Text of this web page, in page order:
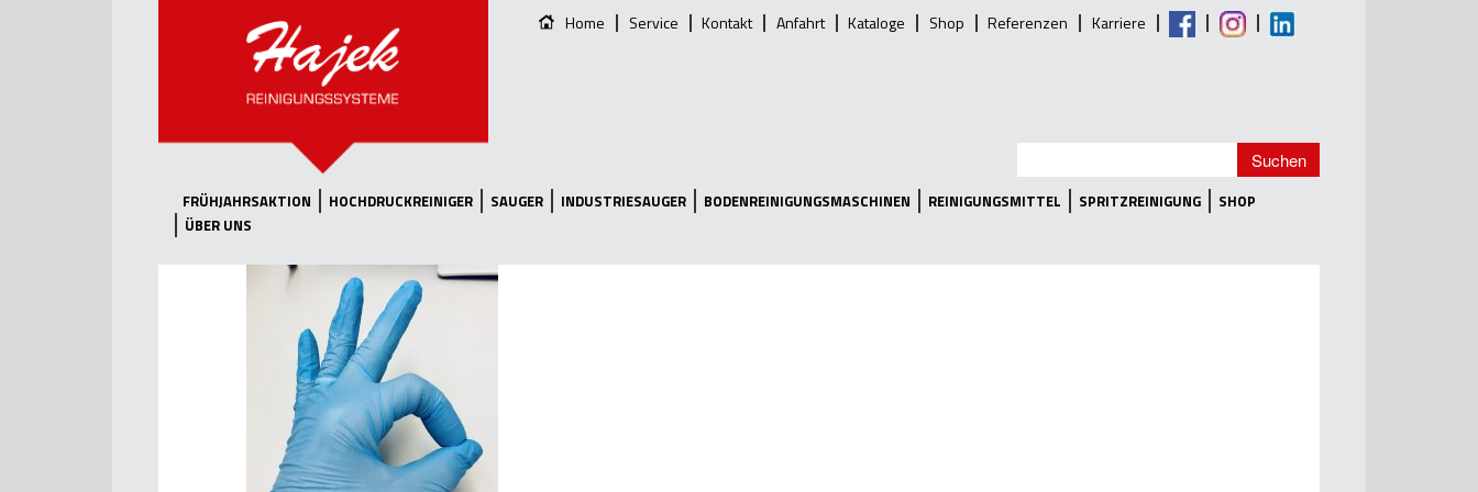
Home Service Kontakt Anfahrt Kataloge Shop Referenzen Karriere
FRÜHJAHRSAKTION HOCHDRUCKREINIGER SAUGER INDUSTRIESAUGER BODENREINIGUNGSMASCHINEN REINIGUNGSMITTEL SPRITZREINIGUNG
SHOP
ÜBER UNS